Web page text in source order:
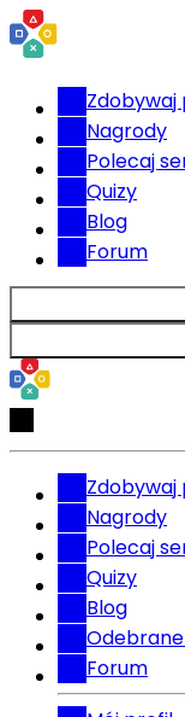
Zdobywaj
Nagrody
Polecaj
Quizy
Blog
Forum
Zdobywaj
Nagrody
Polecaj
Quizy
Blog
Forum